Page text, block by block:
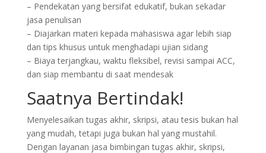
– Pendekatan yang bersifat edukatif, bukan sekadar
jasa penulisan
– Diajarkan materi kepada mahasiswa agar lebih siap
dan tips khusus untuk menghadapi ujian sidang
– Biaya terjangkau, waktu fleksibel, revisi sampai ACC,
dan siap membantu di saat mendesak
Saatnya Bertindak!
Menyelesaikan tugas akhir, skripsi, atau tesis bukan hal
yang mudah, tetapi juga bukan hal yang mustahil.
Dengan layanan jasa bimbingan tugas akhir, skripsi,